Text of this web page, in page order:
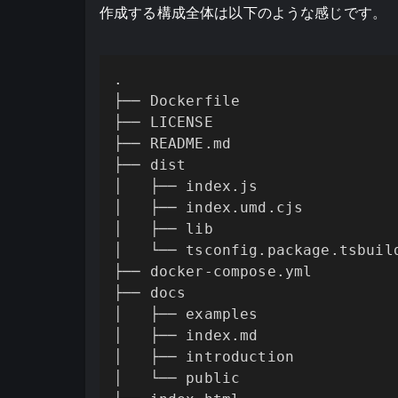
作成する構成全体は以下のような感じです。
.
├── Dockerfile
├── LICENSE
├── README.md
├── dist
│   ├── index.js
│   ├── index.umd.cjs
│   ├── lib
│   └──
├── docker-compose.yml
├── docs
│   ├── examples
│   ├── index.md
│   ├── introduction
│   └── public